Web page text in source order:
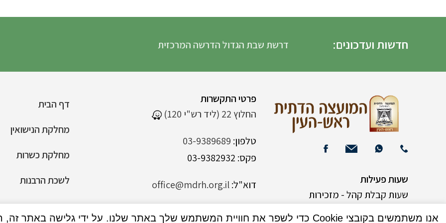
חדשות ועדכונים: דרשת שבת הגדול הדרשה המרכזית
דף הבית
מחלקת הנישואין
מחלקת כשרות
לשכת הרבנות
הצהרת נגישות
פרטי התקשרות
החלוץ 22 (ליד רש"י 120)
טלפון: 03-9389689
פקס: 03-9382932
דוא"ל:office@mdrh.org.il
שעות פעילות
שעות קבלת קהל - מזכירות
אנו משתמשים בקובצי Cookie כדי לשפר את חוויית המשתמש שלך באתר שלנו. על ידי גלישה באתר זה, הנך מסכים לשימוש שלנו בקובצי Cookie.